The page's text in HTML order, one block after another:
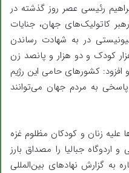
رئیسی عصر روز گذشته در
کاتولیک‌های جهان، جنایات
در به شهادت رساندن
چهار هزار کودک و دو هزار و پانصد زن
افزود: کشورهای حامی این رژیم
به مردم جهان می‌توانند
زنان و کودکان مظلوم غزه
اردوگاه جبالیا را مصداق بارز
به گزارش نهادهای بین‌المللی